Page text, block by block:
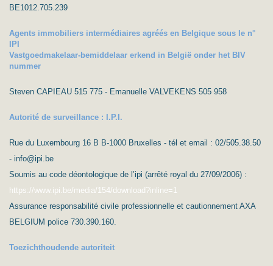
BE1012.705.239
Agents immobiliers intermédiaires agréés en Belgique sous le n°
IPI
Vastgoedmakelaar-bemiddelaar erkend in België onder het BIV
nummer
Steven CAPIEAU 515 775 - Emanuelle VALVEKENS 505 958
Autorité de surveillance : I.P.I.
Rue du Luxembourg 16 B B-1000 Bruxelles - tél et email : 02/505.38.50
- info@ipi.be
Soumis au code déontologique de l’ipi (arrêté royal du 27/09/2006) :
https://www.ipi.be/media/154/download?inline=1
Assurance responsabilité civile professionnelle et cautionnement AXA
BELGIUM police 730.390.160.
Toezichthoudende autoriteit